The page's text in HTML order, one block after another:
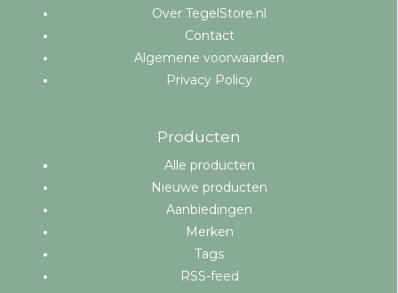
Over TegelStore.nl
Contact
Algemene voorwaarden
Privacy Policy
Producten
Alle producten
Nieuwe producten
Aanbiedingen
Merken
Tags
RSS-feed